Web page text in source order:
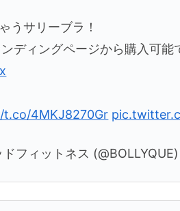
うサリーブラ！
ディングページから購入可能
4MKJ8270Gr
フィットネス (@BOLLYQUE)